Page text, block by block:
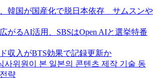
韓国が国産化で脱日本依存 サムスンや
がるAI活用、SBSはOpen AIと選挙特番
収入がBTS効果で記録更新か
사위원이 본 일본의 콘텐츠 제작 기술 동
략